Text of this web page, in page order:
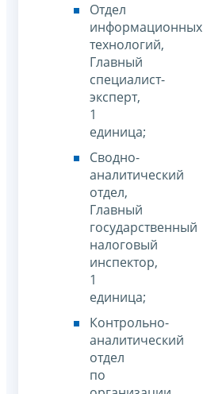
Отдел
информационных
технологий,
Главный
специалист-
эксперт,
1
единица;
Сводно-
аналитический
отдел,
Главный
государственный
налоговый
инспектор,
1
единица;
Контрольно-
аналитический
отдел
по